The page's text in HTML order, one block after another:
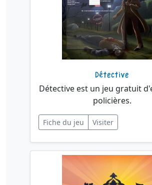
Détective
Détective est un jeu gratuit
policières.
Fiche du jeu Visiter